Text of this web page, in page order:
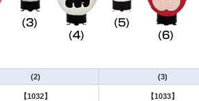
(2) (3)
【1032】
【1033】